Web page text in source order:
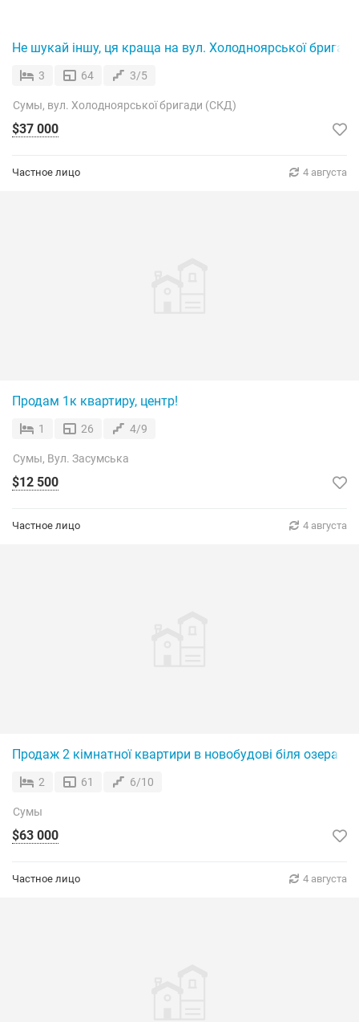
Не шукай іншу, ця краща на вул. Холодноярської
3 64 3/5
Сумы, вул. Холодноярської бригади (СКД)
$37 000
Частное лицо 4 августа
Продам 1к квартиру, центр!
1 26 4/9
Сумы, Вул. Засумська
$12 500
Частное лицо 4 августа
Продаж 2 кімнатної квартири в новобудові біля озера
2 61 6/10
Сумы
$63 000
Частное лицо 4 августа